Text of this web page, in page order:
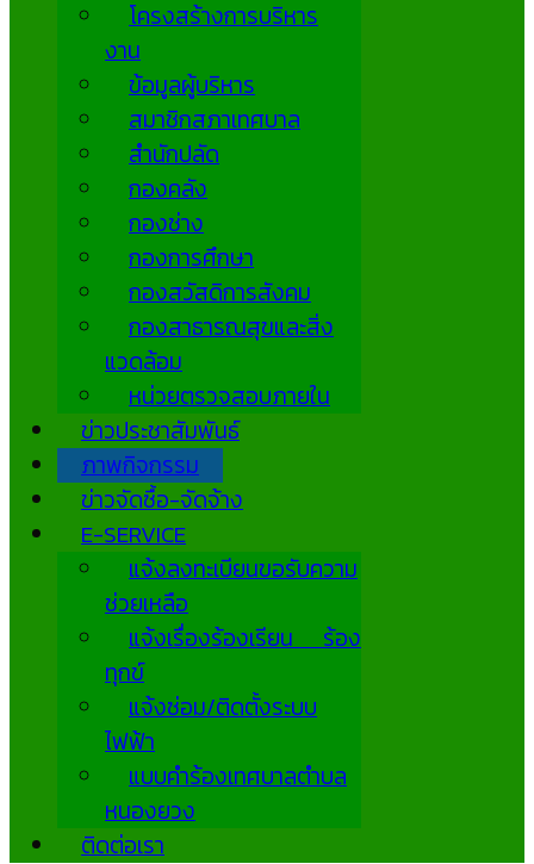
โครงสร้างการบริหาร
งาน
ข้อมูลผู้บริหาร
สมาชิกสภาเทศบาล
สำนักปลัด
กองคลัง
กองช่าง
กองการศึกษา
กองสวัสดิการสังคม
กองสาธารณสุขและสิ่ง
แวดล้อม
หน่วยตรวจสอบภายใน
ข่าวประชาสัมพันธ์
ภาพกิจกรรม
ข่าวจัดซื้อ-จัดจ้าง
E-SERVICE
แจ้งลงทะเบียนขอรับความ
ช่วยเหลือ
แจ้งเรื่องร้องเรียน ร้อง
ทุกข์
แจ้งซ่อม/ติดตั้งระบบ
ไฟฟ้า
แบบคำร้องเทศบาลตำบล
หนองยวง
ติดต่อเรา